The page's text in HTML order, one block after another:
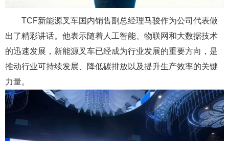
TCF新能源叉车国内销售副总经理马骏作为公司代表做
出了精彩讲话。他表示随着人工智能、物联网和大数据技术
的迅速发展，新能源叉车已经成为行业发展的重要方向，是
推动行业可持续发展、降低碳排放以及提升生产效率的关键
力量。